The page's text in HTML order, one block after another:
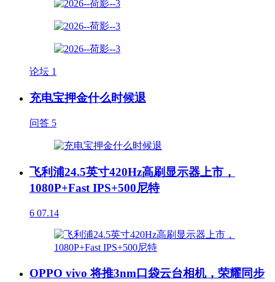
论坛 1
充电宝押金什么时候退
问答 5
飞利浦24.5英寸420Hz高刷显示器上市，
1080P+Fast IPS+500尼特
6 07.14
OPPO vivo 将推3nm口袋云台相机，荣耀同步